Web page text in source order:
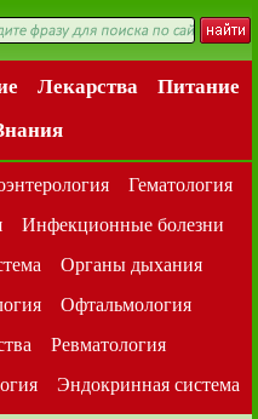
Лекарства
Питание
Гематология
Инфекционные болезни
Органы дыхания
Офтальмология
Ревматология
Эндокринная система